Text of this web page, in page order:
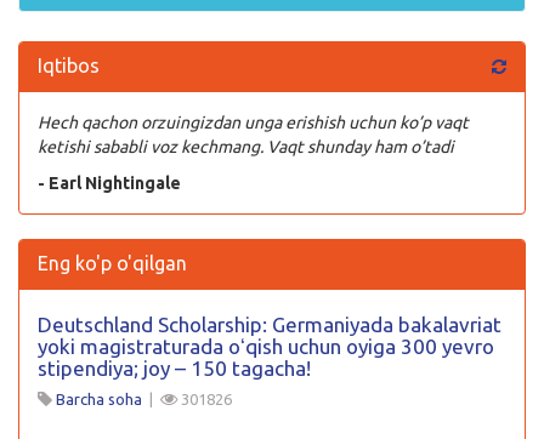
Iqtibos
Hech qachon orzuingizdan unga erishish uchun ko’p vaqt
ketishi sababli voz kechmang. Vaqt shunday ham o’tadi
- Earl Nightingale
Eng ko'p o'qilgan
Deutschland Scholarship: Germaniyada bakalavriat
yoki magistraturada oʻqish uchun oyiga 300 yevro
stipendiya; joy – 150 tagacha!
Barcha soha | 301826